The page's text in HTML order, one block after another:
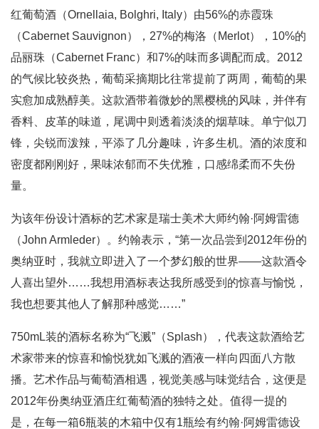
红葡萄酒（Ornellaia, Bolghri, Italy）由56%的赤霞珠
（Cabernet Sauvignon），27%的梅洛（Merlot），10%的
品丽珠（Cabernet Franc）和7%的味而多调配而成。2012
的气候比较炎热，葡萄采摘期比往常提前了两周，葡萄的果
实愈加成熟醇美。这款酒带着微妙的黑樱桃的风味，并伴有
香料、皮革的味道，尾调中则透着淡淡的烟草味。单宁似刀
锋，尖锐而泼辣，平添了几分趣味，许多生机。酒的浓度和
密度都刚刚好，果味浓郁而不失优雅，口感绵柔而不失份
量。
为该年份设计酒标的艺术家是瑞士美术大师约翰·阿姆雷德
（John Armleder）。约翰表示，“第一次品尝到2012年份的
奥纳亚时，我就立即进入了一个梦幻般的世界——这款酒令
人喜出望外……我想用酒标表达我所感受到的惊喜与愉悦，
我也想要其他人了解那种感觉……”
750mL装的酒标名称为“飞溅”（Splash），代表这款酒给艺
术家带来的惊喜和愉悦犹如飞溅的酒液一样向四面八方散
播。艺术作品与葡萄酒相遇，视觉美感与味觉结合，这便是
2012年份奥纳亚酒庄红葡萄酒的独特之处。值得一提的
是，在每一箱6瓶装的木箱中仅有1瓶绘有约翰·阿姆雷德设